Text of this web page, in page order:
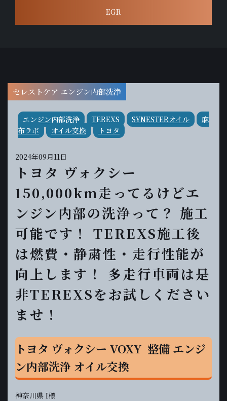
EGR
セレストケア エンジン内部洗浄
エンジン内部洗浄 TEREXS SYNESTERオイル
麻
布ラボ
オイル交換 トヨタ
2024年09月11日
トヨタ ヴォクシー
150,000km走ってるけどエ
ンジン内部の洗浄って？ 施工
可能です！ TEREXS施工後
は燃費・静粛性・走行性能が
向上します！ 多走行車両は是
非TEREXSをお試しください
ませ！
トヨタ ヴォクシー VOXY 整備 エンジ
ン内部洗浄 オイル交換
神奈川県 I様